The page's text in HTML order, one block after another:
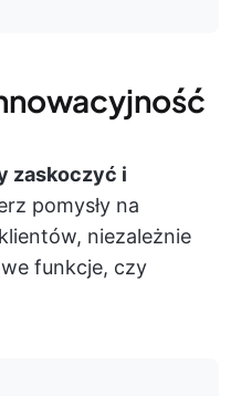
zaskoczyć i
pomysły na
niezależnie
funkcje, czy